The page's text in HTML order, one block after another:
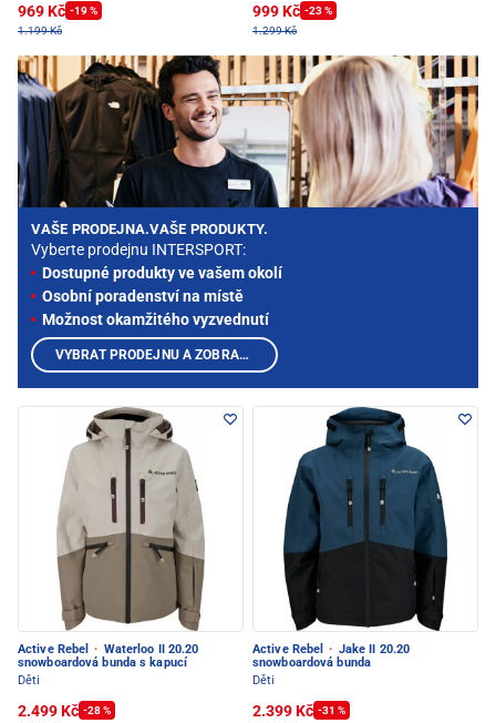
969 Kč -19 %
1.199 Kč
999 Kč -23 %
1.299 Kč
Active Rebel · Waterloo II 20.20
snowboardová bunda s kapucí
Děti
2.499 Kč -28 %
Active Rebel · Jake II 20.20
snowboardová bunda
Děti
2.399 Kč -31 %
VAŠE PRODEJNA.VAŠE PRODUKTY.
Vyberte prodejnu INTERSPORT:
Dostupné produkty ve vašem okolí
Osobní poradenství na místě
Možnost okamžitého vyzvednutí
VYBRAT PRODEJNU A ZOBRAZIT PRODUKTY